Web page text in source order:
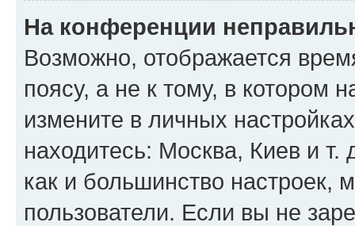
На конференции
Возможно, отображается
поясу, а не к тому, в котором
измените в личных
находитесь: Москва, Киев и т.
как и большинство настроек,
пользователи. Если вы не